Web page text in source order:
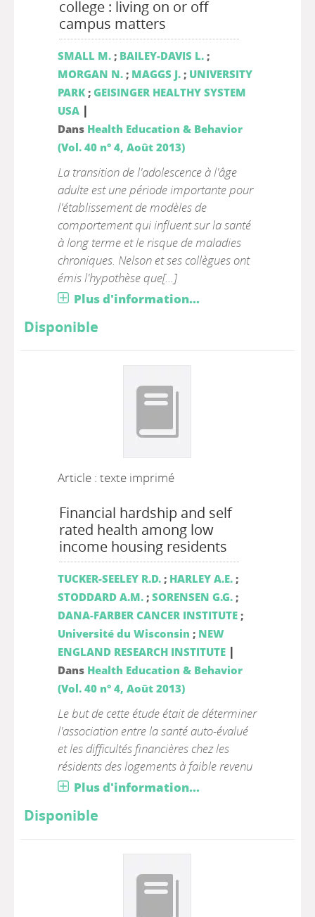
college : living on or off
campus matters
SMALL M.; BAILEY-DAVIS L.;
MORGAN N.; MAGGS J.; UNIVERSITY
PARK; GEISINGER HEALTHY SYSTEM
USA |
Dans Health Education & Behavior
(Vol. 40 n° 4, Août 2013)
La transition de l'adolescence à l'âge
adulte est une période importante pour
l'établissement de modèles de
comportement qui influent sur la santé
à long terme et le risque de maladies
chroniques. Nelson et ses collègues ont
émis l'hypothèse que[...]
Plus d'information...
Disponible
Article : texte imprimé
Financial hardship and self
rated health among low
income housing residents
TUCKER-SEELEY R.D.; HARLEY A.E.;
STODDARD A.M.; SORENSEN G.G.;
DANA-FARBER CANCER INSTITUTE;
Université du Wisconsin ; NEW
ENGLAND RESEARCH INSTITUTE |
Dans Health Education & Behavior
(Vol. 40 n° 4, Août 2013)
Le but de cette étude était de déterminer
l'association entre la santé auto-évalué
et les difficultés financières chez les
résidents des logements à faible revenu
Plus d'information...
Disponible